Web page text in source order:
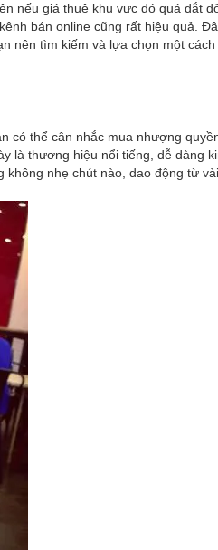
nếu giá thuê khu vực đó quá đắt
bán online cũng rất hiệu quả.
nên tìm kiếm và lựa chọn một
có thể cân nhắc mua nhượng
là thương hiệu nổi tiếng, dễ dàng
nhẹ chút nào, dao động từ